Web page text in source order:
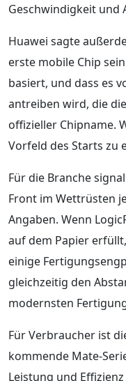
Geschwindigkeit und
Huawei sagte
erste mobile Chip
basiert, und dass es
antreiben wird, die
offizieller Chipname.
Vorfeld des Starts zu
Für die Branche
Front im Wettrüsten
Angaben. Wenn
auf dem Papier
einige
gleichzeitig den
modernsten
Für Verbraucher ist
kommende Mate-
Leistung und